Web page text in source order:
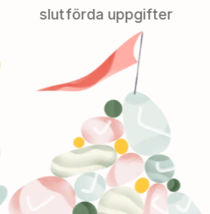
slutförda uppgifter